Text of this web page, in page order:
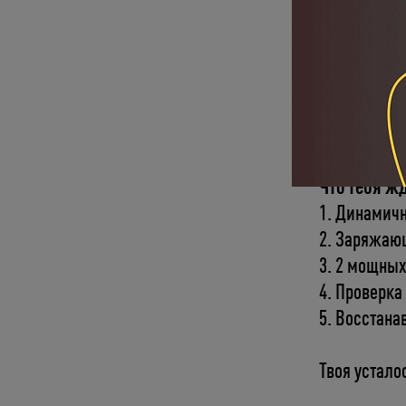
Тело
Что тебя
1.
2.
3. 2
4.
5.
Твоя